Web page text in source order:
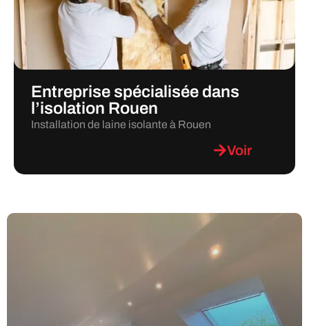
Entreprise spécialisée dans
l’isolation Rouen
Installation de laine isolante à Rouen
Voir